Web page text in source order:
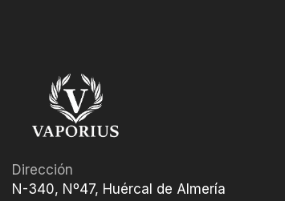
Dirección
N-340, Nº47, Huércal de Almería